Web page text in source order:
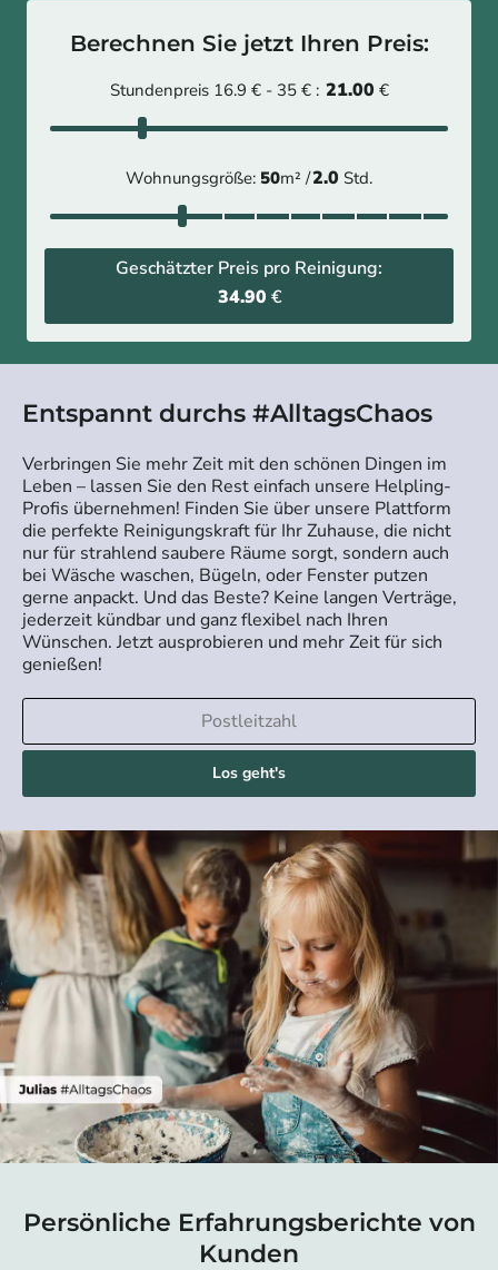
Berechnen Sie jetzt Ihren Preis:
Stundenpreis 16.9 € - 35 € : 21.00 €
Wohnungsgröße: 50m² /2.0 Std.
Geschätzter Preis pro Reinigung:
34.90 €
Entspannt durchs #AlltagsChaos
Verbringen Sie mehr Zeit mit den schönen Dingen im
Leben – lassen Sie den Rest einfach unsere Helpling-
Profis übernehmen! Finden Sie über unsere Plattform
die perfekte Reinigungskraft für Ihr Zuhause, die nicht
nur für strahlend saubere Räume sorgt, sondern auch
bei Wäsche waschen, Bügeln, oder Fenster putzen
gerne anpackt. Und das Beste? Keine langen Verträge,
jederzeit kündbar und ganz flexibel nach Ihren
Wünschen. Jetzt ausprobieren und mehr Zeit für sich
genießen!
Los geht's
Persönliche Erfahrungsberichte von
Kunden